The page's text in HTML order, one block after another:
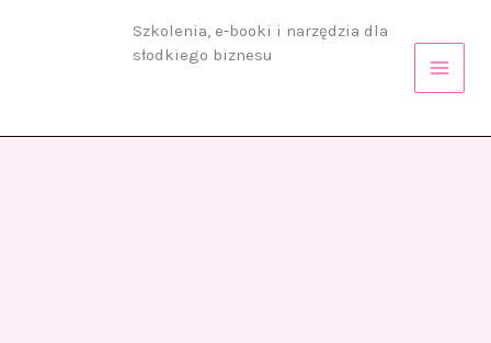
Szkolenia, e-booki i narzędzia dla
słodkiego biznesu